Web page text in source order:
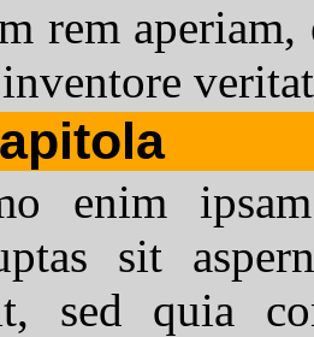
rem aperiam,
enim
sit
sed quia